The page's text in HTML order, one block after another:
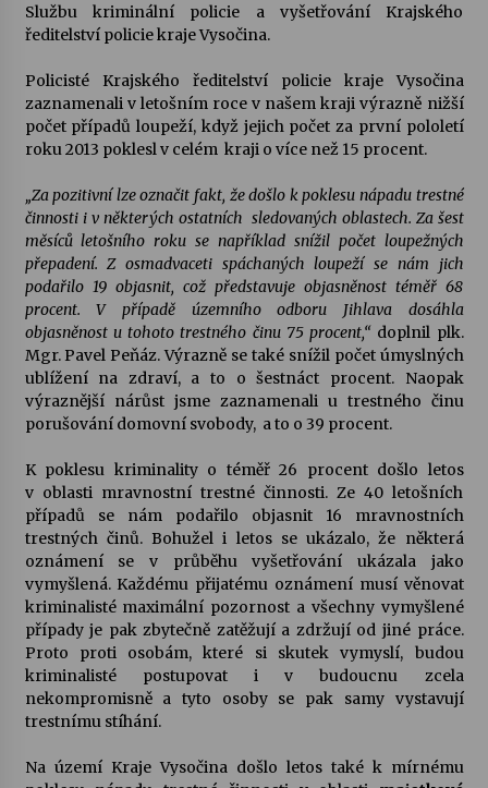
Službu kriminální policie a vyšetřování Krajského
ředitelství policie kraje Vysočina.
Policisté Krajského ředitelství policie kraje Vysočina
zaznamenali v letošním roce v našem kraji výrazně nižší
počet případů loupeží, když jejich počet za první pololetí
roku 2013 poklesl v celém kraji o více než 15 procent.
„Za pozitivní lze označit fakt, že došlo k poklesu nápadu trestné
činnosti i v některých ostatních sledovaných oblastech. Za šest
měsíců letošního roku se například snížil počet loupežných
přepadení. Z osmadvaceti spáchaných loupeží se nám jich
podařilo 19 objasnit, což představuje objasněnost téměř 68
procent. V případě územního odboru Jihlava dosáhla
objasněnost u tohoto trestného činu 75 procent,“ doplnil plk.
Mgr. Pavel Peňáz. Výrazně se také snížil počet úmyslných
ublížení na zdraví, a to o šestnáct procent. Naopak
výraznější nárůst jsme zaznamenali u trestného činu
porušování domovní svobody, a to o 39 procent.
K poklesu kriminality o téměř 26 procent došlo letos
v oblasti mravnostní trestné činnosti. Ze 40 letošních
případů se nám podařilo objasnit 16 mravnostních
trestných činů. Bohužel i letos se ukázalo, že některá
oznámení se v průběhu vyšetřování ukázala jako
vymyšlená. Každému přijatému oznámení musí věnovat
kriminalisté maximální pozornost a všechny vymyšlené
případy je pak zbytečně zatěžují a zdržují od jiné práce.
Proto proti osobám, které si skutek vymyslí, budou
kriminalisté postupovat i v budoucnu zcela
nekompromisně a tyto osoby se pak samy vystavují
trestnímu stíhání.
Na území Kraje Vysočina došlo letos také k mírnému